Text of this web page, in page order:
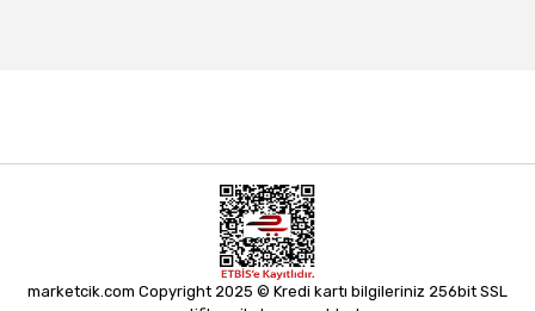
marketcik.com Copyright 2025 © Kredi kartı bilgileriniz 256bit SSL